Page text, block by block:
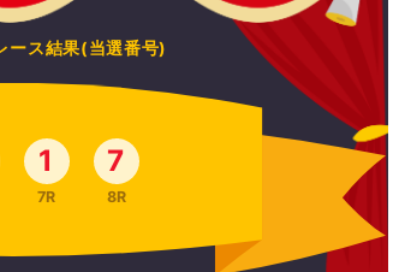
ース結果(当選番号)
1
7R
7
8R